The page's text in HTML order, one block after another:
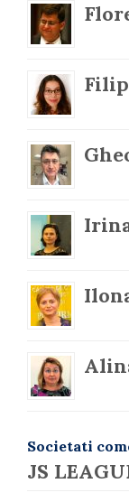
Societati
JS